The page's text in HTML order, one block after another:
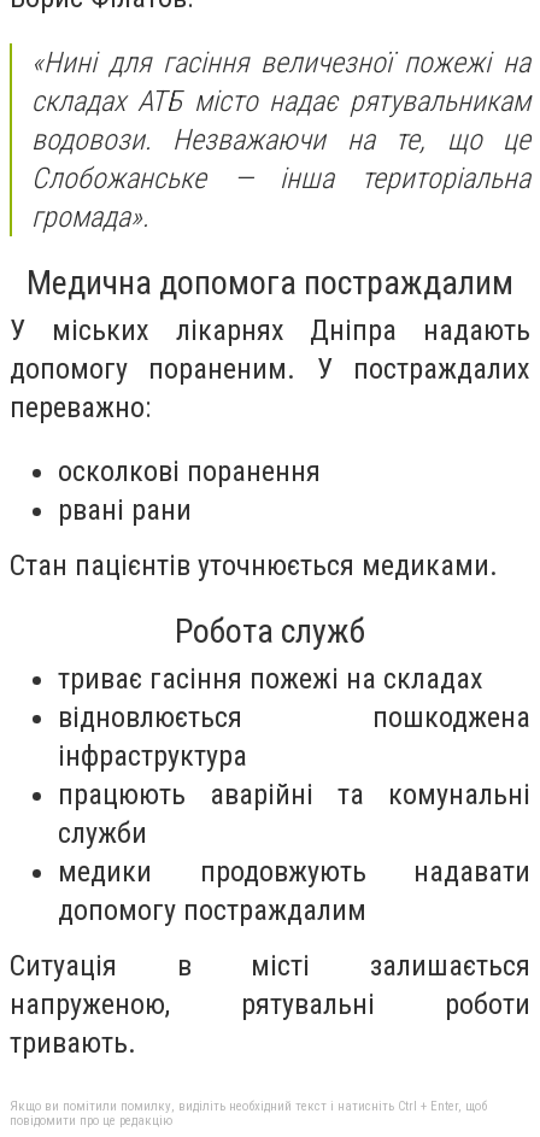
«Нині для гасіння величезної пожежі на
складах АТБ місто надає рятувальникам
водовози. Незважаючи на те, що це
Слобожанське — інша територіальна
громада».
Медична допомога постраждалим
У міських лікарнях Дніпра надають
допомогу пораненим. У постраждалих
переважно:
осколкові поранення
рвані рани
Стан пацієнтів уточнюється медиками.
Робота служб
триває гасіння пожежі на складах
відновлюється пошкоджена
інфраструктура
працюють аварійні та комунальні
служби
медики продовжують надавати
допомогу постраждалим
Ситуація в місті залишається
напруженою, рятувальні роботи
тривають.
Якщо ви помітили помилку, виділіть необхідний текст і натисніть Ctrl + Enter, щоб
повідомити про це редакцію